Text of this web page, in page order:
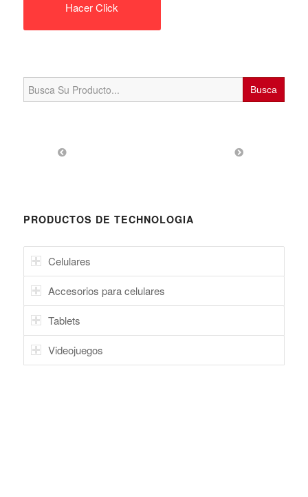
Hacer Click
Search
for:
PRODUCTOS DE TECHNOLOGIA
Celulares
Accesorios para celulares
Tablets
Videojuegos